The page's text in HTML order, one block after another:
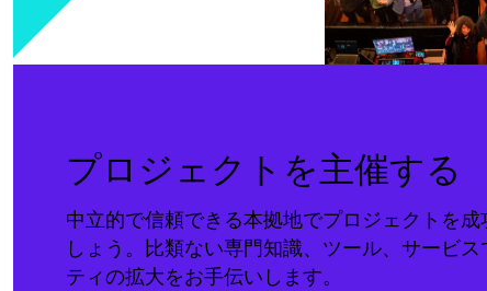
プロジェクトを主催する
中立的で信頼できる本拠地でプロジェクトを成
しょう。比類ない専門知識、ツール、サービス
ティの拡大をお手伝いします。